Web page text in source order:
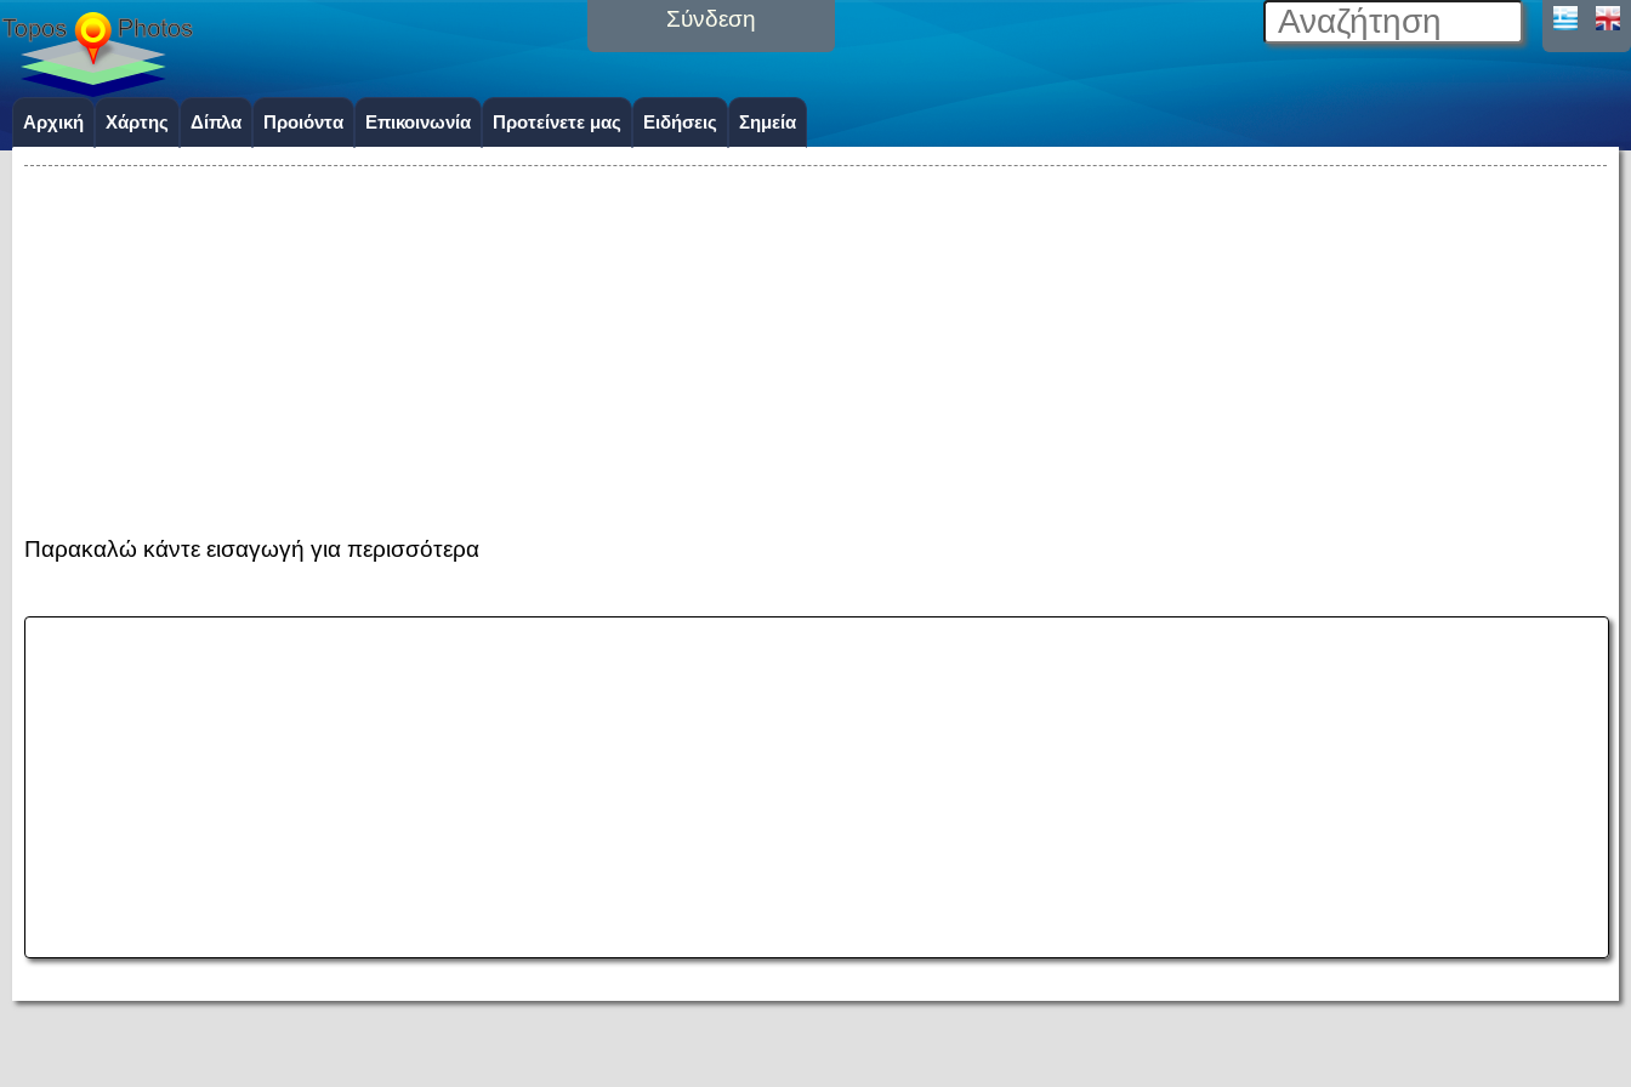
Σύνδεση
Αρχική Χάρτης Δίπλα Προιόντα Επικοινωνία Προτείνετε μας Ειδήσεις Σημεία
Παρακαλώ κάντε εισαγωγή για περισσότερα